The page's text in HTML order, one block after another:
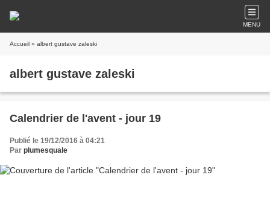
MENU
Accueil » albert gustave zaleski
albert gustave zaleski
Calendrier de l'avent - jour 19
Publié le 19/12/2016 à 04:21
Par plumesquale